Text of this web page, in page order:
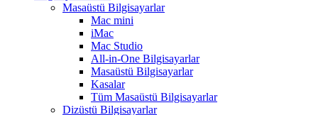
Masaüstü Bilgisayarlar
Mac mini
iMac
Mac Studio
All-in-One Bilgisayarlar
Masaüstü Bilgisayarlar
Kasalar
Tüm Masaüstü Bilgisayarlar
Dizüstü Bilgisayarlar